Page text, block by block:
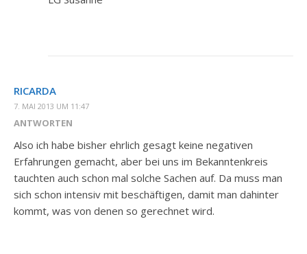
RICARDA
7. MAI 2013 UM 11:47
ANTWORTEN
Also ich habe bisher ehrlich gesagt keine negativen
Erfahrungen gemacht, aber bei uns im Bekanntenkreis
tauchten auch schon mal solche Sachen auf. Da muss man
sich schon intensiv mit beschäftigen, damit man dahinter
kommt, was von denen so gerechnet wird.